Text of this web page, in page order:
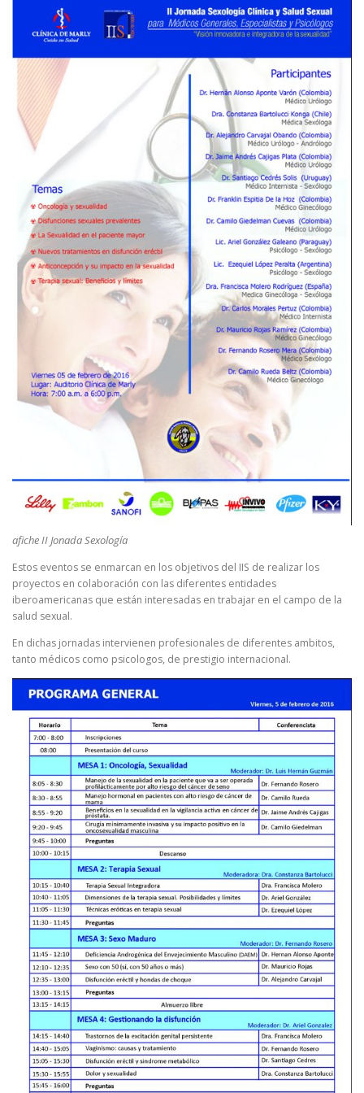
afiche II Jonada Sexología
Estos eventos se enmarcan en los objetivos del IIS de realizar los
proyectos en colaboración con las diferentes entidades
iberoamericanas que están interesadas en trabajar en el campo de la
salud sexual.
En dichas jornadas intervienen profesionales de diferentes ambitos,
tanto médicos como psicologos, de prestigio internacional.